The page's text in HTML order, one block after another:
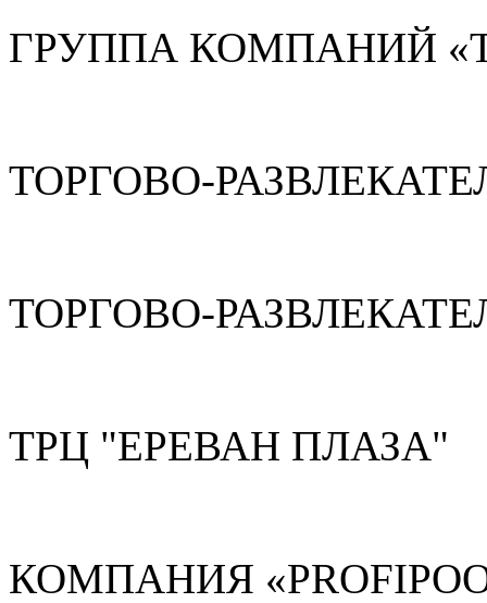
ГРУППА КОМПАНИЙ
ТОРГОВО-
ТОРГОВО-
ТРЦ "ЕРЕВАН ПЛАЗА"
КОМПАНИЯ